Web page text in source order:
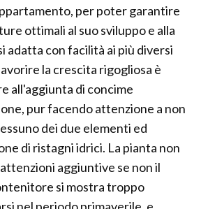
per poter garantire
ottimali al suo sviluppo e alla
adatta con facilità ai più diversi
la crescita rigogliosa è
all'aggiunta di concime
pur facendo attenzione a non
dei due elementi ed
di ristagni idrici. La pianta non
aggiuntive se non il
si mostra troppo